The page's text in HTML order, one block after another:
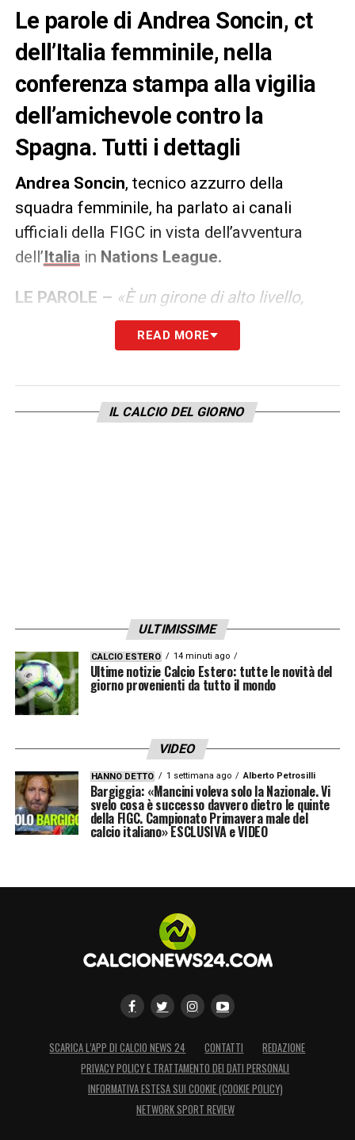
Le parole di Andrea Soncin, ct
dell’Italia femminile, nella
conferenza stampa alla vigilia
dell’amichevole contro la
Spagna. Tutti i dettagli
Andrea Soncin, tecnico azzurro della
squadra femminile, ha parlato ai canali
ufficiali della FIGC in vista dell’avventura
dell’Italia in Nations League.
LE PAROLE – «È un girone di alto livello,
come ormai succede sempre con la nuova
formula della competizione affronteremo tre
due volte, la Danimarca dopo una piccola
tutte le avversarie, quindi affronteremo
questo cammino con grande fiducia».
LA PLAYLIST DELLE NOSTRE TOP NEWS
READ MORE
IL CALCIO DEL GIORNO
ULTIMISSIME
CALCIO ESTERO 14 minuti ago
Ultime notizie Calcio Estero: tutte le novità del
giorno provenienti da tutto il mondo
VIDEO
HANNO DETTO 1 settimana ago Alberto Petrosilli
Bargiggia: «Mancini voleva solo la Nazionale. Vi
svelo cosa è successo davvero dietro le quinte
della FIGC. Campionato Primavera male del
calcio italiano» ESCLUSIVA e VIDEO
SCARICA L’APP DI CALCIO NEWS 24 CONTATTI
REDAZIONE
PRIVACY POLICY E TRATTAMENTO DEI DATI PERSONALI
INFORMATIVA ESTESA SUI COOKIE (COOKIE POLICY)
NETWORK SPORT REVIEW